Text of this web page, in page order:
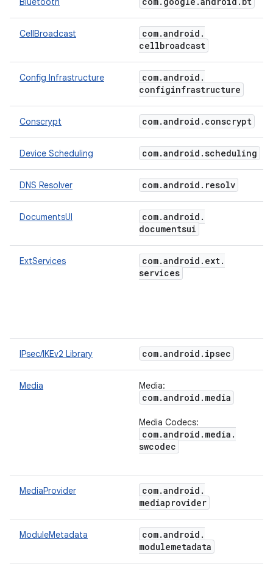
CellBroadcast com.android .
cellbroadcast
Config Infrastructure com.android .
configinfrastructure
Conscrypt com.android . conscrypt
Device Scheduling com.android .scheduling
DNS Resolver com.android . resolv
DocumentsUI com.android .
documentsui
ExtServices com.android . ext.
services
IPsec/IKEv2 Library com.android . ipsec
Media Media:
com.android . media
Media Codecs:
com.android . media .
swcodec
MediaProvider com.android .
mediaprovider
ModuleMetadata com.android .
modulemetadata